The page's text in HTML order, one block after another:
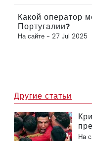
Какой оператор
Португалии?
На сайте - 27 Jul 2025
Другие статьи
На